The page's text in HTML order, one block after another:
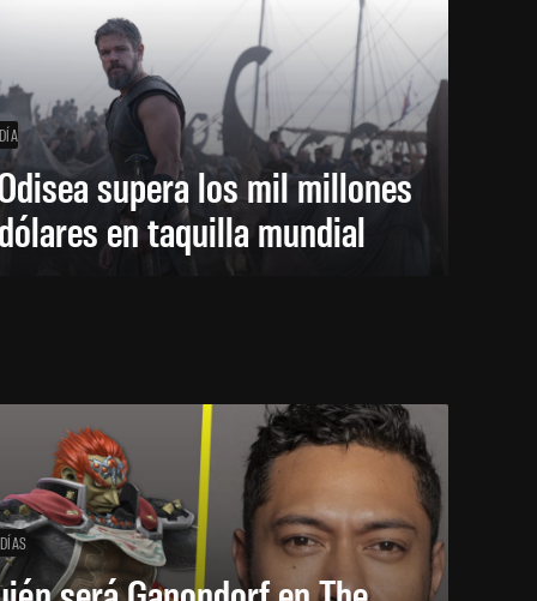
supera los mil millones
en taquilla mundial